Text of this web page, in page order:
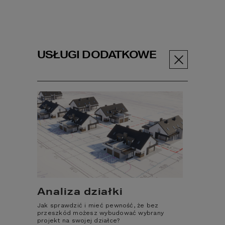
USŁUGI DODATKOWE
Analiza działki
Jak sprawdzić i mieć pewność, że bez
przeszkód możesz wybudować wybrany
projekt na swojej działce?
ABC budowy
Jak zadbać o
ciepły dom w
zimie?
W zimie utrzymanie optymalnej temperatury
w domu czy mieszkaniu, tak aby było ciepło